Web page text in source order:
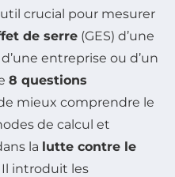
crucial pour mesurer
de serre (GES) d’une
entreprise ou d’un
8 questions
mieux comprendre le
de calcul et
la lutte contre le
Il introduit les